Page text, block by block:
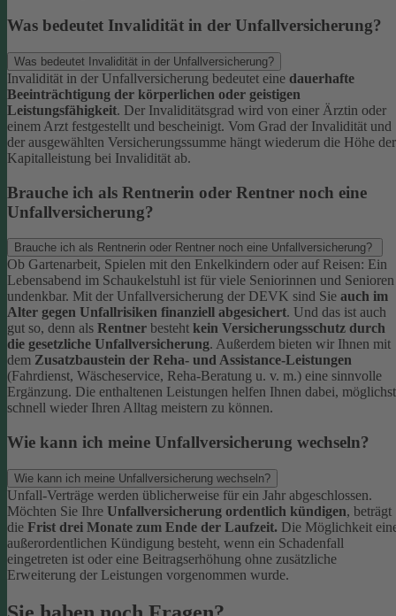
Was bedeutet Invalidität in der Unfallversicherung?
Was bedeutet Invalidität in der Unfallversicherung?
Invalidität in der Unfallversicherung bedeutet eine dauerhafte
Beeinträchtigung der körperlichen oder geistigen
Leistungsfähigkeit. Der Invaliditätsgrad wird von einer Ärztin oder
einem Arzt festgestellt und bescheinigt. Vom Grad der Invalidität und
der ausgewählten Versicherungssumme hängt wiederum die Höhe der
Kapitalleistung bei Invalidität ab.
Brauche ich als Rentnerin oder Rentner noch eine
Unfallversicherung?
Brauche ich als Rentnerin oder Rentner noch eine Unfallversicherung?
Ob Gartenarbeit, Spielen mit den Enkelkindern oder auf Reisen: Ein
Lebensabend im Schaukelstuhl ist für viele Seniorinnen und Senioren
undenkbar. Mit der Unfallversicherung der DEVK sind Sie auch im
Alter gegen Unfallrisiken finanziell abgesichert. Und das ist auch
gut so, denn als Rentner besteht kein Versicherungsschutz durch
die gesetzliche Unfallversicherung. Außerdem bieten wir Ihnen mit
dem Zusatzbaustein der Reha- und Assistance-Leistungen
(Fahrdienst, Wäscheservice, Reha-Beratung u. v. m.) eine sinnvolle
Ergänzung. Die enthaltenen Leistungen helfen Ihnen dabei, möglichst
schnell wieder Ihren Alltag meistern zu können.
Wie kann ich meine Unfallversicherung wechseln?
Wie kann ich meine Unfallversicherung wechseln?
Unfall-Verträge werden üblicherweise für ein Jahr abgeschlossen.
Möchten Sie Ihre Unfallversicherung ordentlich kündigen, beträgt
die Frist drei Monate zum Ende der Laufzeit. Die Möglichkeit
außerordentlichen Kündigung besteht, wenn ein Schadenfall
eingetreten ist oder eine Beitragserhöhung ohne zusätzliche
Erweiterung der Leistungen vorgenommen wurde.